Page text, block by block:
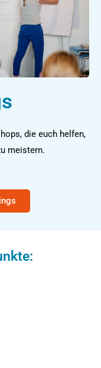
die euch helfen,
meistern.